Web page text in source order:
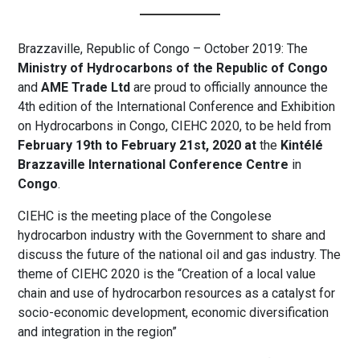
Brazzaville, Republic of Congo – October 2019: The
Ministry of Hydrocarbons of the Republic of Congo
andAME Trade Ltd are proud to officially announce the
4th edition of the International Conference and Exhibition
on Hydrocarbons in Congo, CIEHC 2020, to be held from
February 19th to February 21st, 2020 atthe Kintélé
Brazzaville International Conference Centre in
Congo.
CIEHC is the meeting place of the Congolese
hydrocarbon industry with the Government to share and
discuss the future of the national oil and gas industry. The
theme of CIEHC 2020 is the “Creation of a local value
chain and use of hydrocarbon resources as a catalyst for
socio-economic development, economic diversification
and integration in the region”